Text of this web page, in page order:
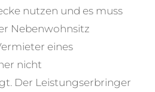
nutzen und es muss
Nebenwohnsitz
eines
nicht
Der Leistungserbringer